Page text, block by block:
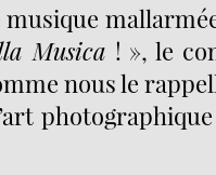
musique
Musica ! », le
nous le